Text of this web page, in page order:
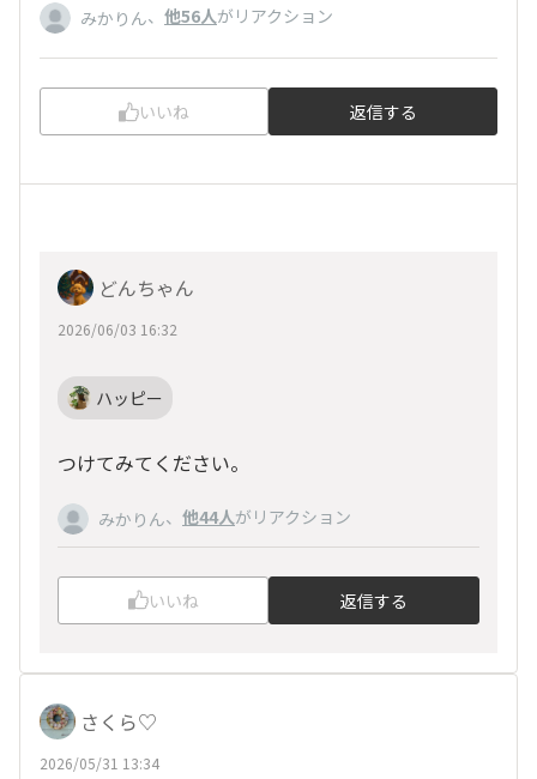
みかりん、 他56人がリアクション
いいね 返信する
どんちゃん
2026/06/03 16:32
ハッピー
つけてみてください。
みかりん、 他44人がリアクション
いいね 返信する
さくら♡
2026/05/31 13:34